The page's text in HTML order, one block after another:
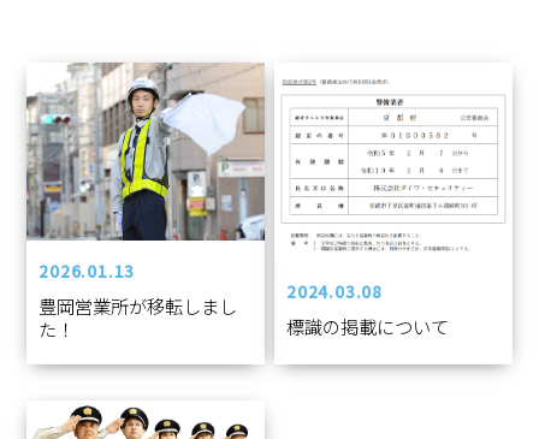
2026.01.13
豊岡営業所が移転しまし
た！
2024.03.08
標識の掲載について